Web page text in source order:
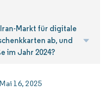
Markt für digitale
ab, und
im Jahr 2024?
Mai 16, 2025